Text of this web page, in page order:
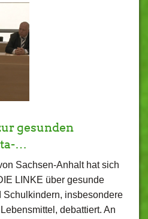
gesunden
…
Sachsen-Anhalt hat sich
LINKE über gesunde
Schulkindern, insbesondere
debattiert. An